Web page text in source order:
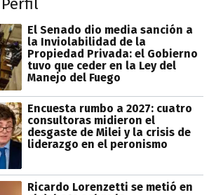
El Senado dio media sanción a
la Inviolabilidad de la
Propiedad Privada: el Gobierno
tuvo que ceder en la Ley del
Manejo del Fuego
Encuesta rumbo a 2027: cuatro
consultoras midieron el
desgaste de Milei y la crisis de
liderazgo en el peronismo
Ricardo Lorenzetti se metió en